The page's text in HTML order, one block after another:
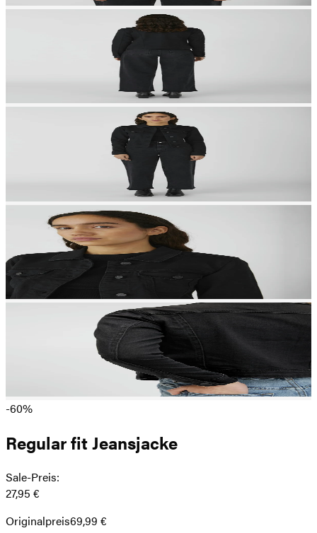
-60%
Regular fit Jeansjacke
Sale-Preis:
27,95 €
Originalpreis69,99 €